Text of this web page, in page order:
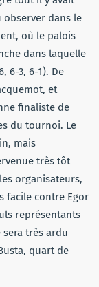
observer dans le
où le palois
dans laquelle
6-3, 6-1). De
et
finaliste de
du tournoi. Le
mais
très tôt
organisateurs,
facile contre Egor
représentants
très ardu
quart de